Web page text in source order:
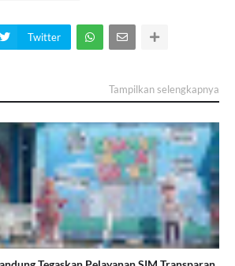
Twitter
Tampilkan selengkapnya